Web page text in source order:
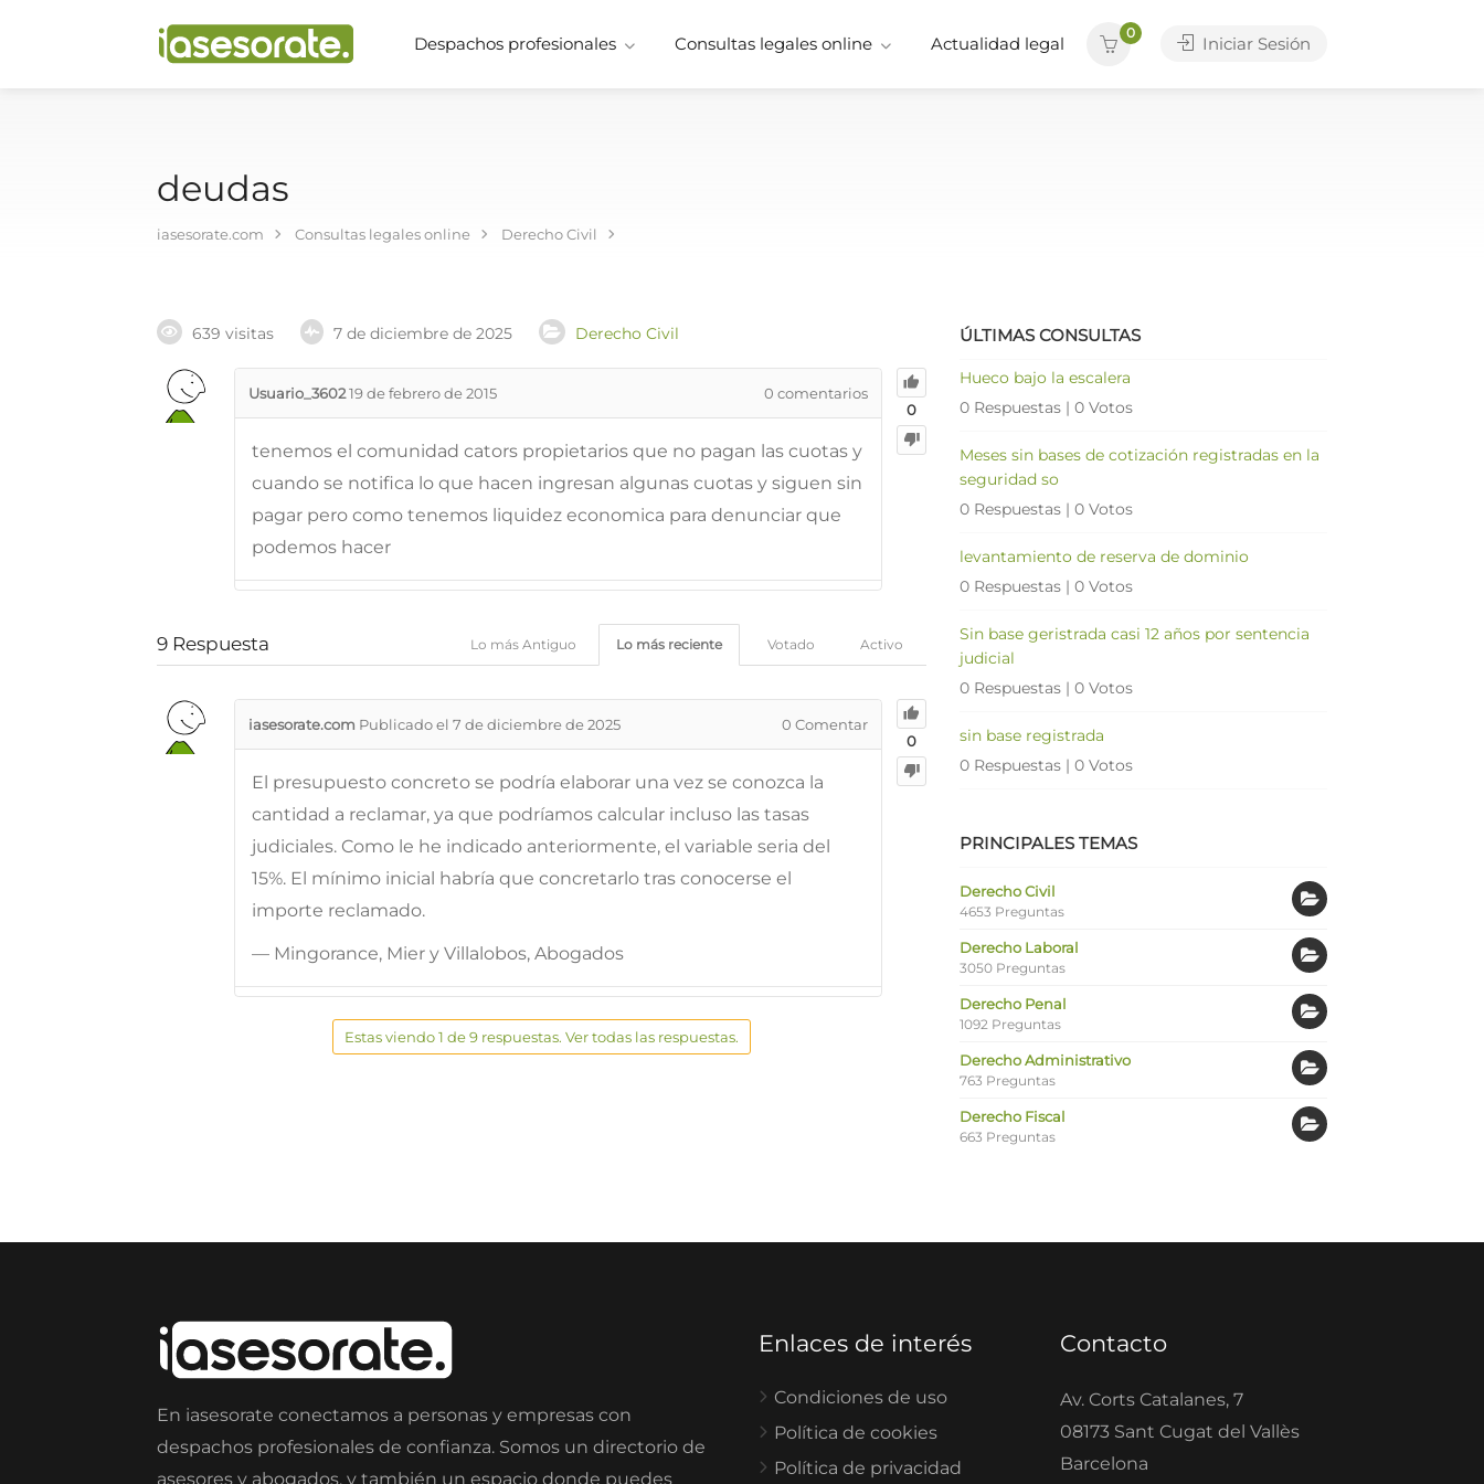
Despachos profesionales Consultas legales online Actualidad legal
0
Iniciar Sesión
deudas
iasesorate.com Consultas legales online Derecho Civil
639 visitas 7 de diciembre de 2025 Derecho Civil
0
Usuario_360219 de febrero de 2015 0 comentarios
tenemos el comunidad cators propietarios que no pagan las cuotas y
cuando se notifica lo que hacen ingresan algunas cuotas y siguen sin
pagar pero como tenemos liquidez economica para denunciar que
podemos hacer
9 Respuesta Activo
Votado
Lo más reciente
Lo más Antiguo
0
iasesorate.com Publicado el 7 de diciembre de 2025 0 Comentar
El presupuesto concreto se podría elaborar una vez se conozca la
cantidad a reclamar, ya que podríamos calcular incluso las tasas
judiciales. Como le he indicado anteriormente, el variable seria del
15%. El mínimo inicial habría que concretarlo tras conocerse el
importe reclamado.
— Mingorance, Mier y Villalobos, Abogados
Estas viendo 1 de 9 respuestas. Ver todas las respuestas.
ÚLTIMAS CONSULTAS
Hueco bajo la escalera
0 Respuestas | 0 Votos
Meses sin bases de cotización registradas en la
seguridad so
0 Respuestas | 0 Votos
levantamiento de reserva de dominio
0 Respuestas | 0 Votos
Sin base geristrada casi 12 años por sentencia
judicial
0 Respuestas | 0 Votos
sin base registrada
0 Respuestas | 0 Votos
PRINCIPALES TEMAS
Derecho Civil
4653 Preguntas
Derecho Laboral
3050 Preguntas
Derecho Penal
1092 Preguntas
Derecho Administrativo
763 Preguntas
Derecho Fiscal
663 Preguntas
En iasesorate conectamos a personas y empresas con
despachos profesionales de confianza. Somos un directorio de
asesores y abogados, y también un espacio donde puedes
Enlaces de interés
Condiciones de uso
Política de cookies
Política de privacidad
Contacto
Av. Corts Catalanes, 7
08173 Sant Cugat del Vallès
Barcelona